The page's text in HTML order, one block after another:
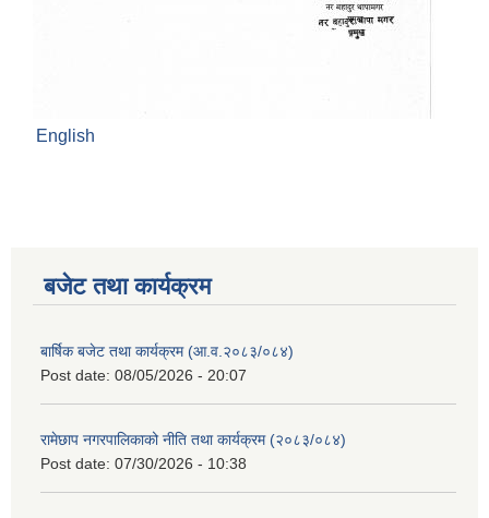
English
बजेट तथा कार्यक्रम
बार्षिक बजेट तथा कार्यक्रम (आ.व.२०८३/०८४)
Post date: 08/05/2026 - 20:07
रामेछाप नगरपालिकाको नीति तथा कार्यक्रम (२०८३/०८४)
Post date: 07/30/2026 - 10:38